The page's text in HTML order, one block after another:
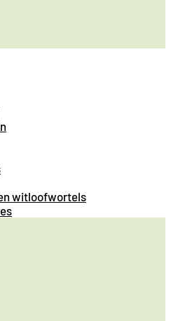
witloofwortels